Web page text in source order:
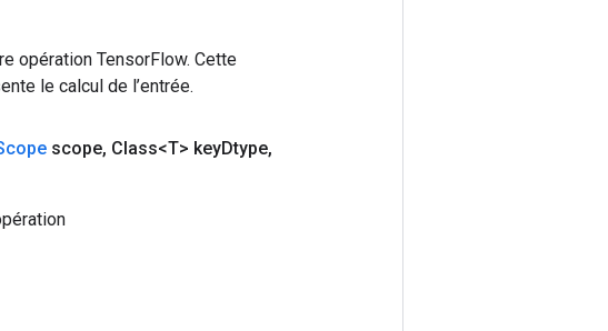
opération TensorFlow. Cette
le calcul de l’entrée.
scope, Class<T> keyDtype,